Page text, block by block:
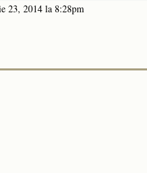
23, 2014 la 8:28pm